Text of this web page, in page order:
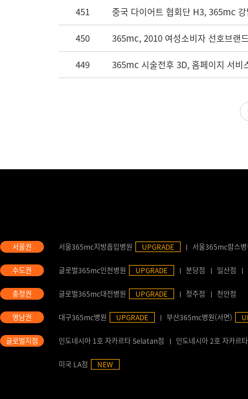
451 중국 다이어트 협회단 H3, 365mc
450 365mc, 2010 여성소비자 선호브랜
449 365mc 시술전후 3D, 홈페이지 서비
서울365mc지방흡입병원 UPGRADE 서울365mc람스병
글로벌365mc인천병원 UPGRADE 분당점 일산점
글로벌365mc대전병원 UPGRADE 청주점 천안점
대구365mc병원 UPGRADE 부산365mc병원(서면)
인도네시아 1호 자카르타 Selatan점 인도네시아 2호 자카르
미국 LA점 NEW